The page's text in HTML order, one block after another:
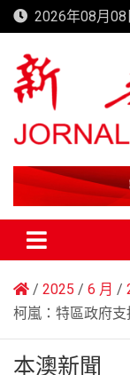
Skip
to
content
2026年08月08
新華澳報
2025 6 月
柯嵐：特區政府
本澳新聞